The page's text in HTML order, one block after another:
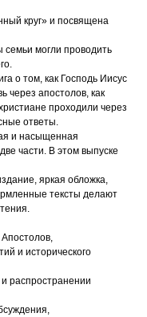
круг» и посвящена
семьи могли проводить
о том, как Господь Иисус
через апостолов, как
проходили через
ответы.
и насыщенная
части. В этом выпуске
яркая обложка,
тексты делают
и исторического
распространении